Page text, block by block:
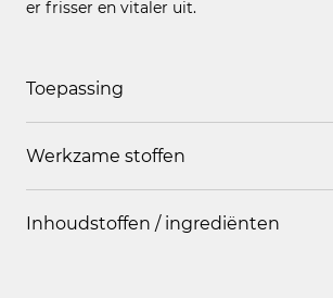
er frisser en vitaler uit.
Toepassing
minuten inwerken en verwijder het
tissue. Indien nodig, breng er een
Werkzame stoffen
Rode wijn extract ( Polyfenolen)
Inhoudstoffen / ingrediënten